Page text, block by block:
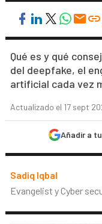
Qué es y qué
del deepfake, el
artificial cada vez
Actualizado el 17 sept
Añadir a
Sadiq Iqbal
Evangelist y Cyber